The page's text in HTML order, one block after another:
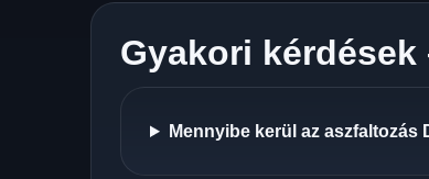
Gyakori kérdések
Mennyibe kerül az aszfaltozás